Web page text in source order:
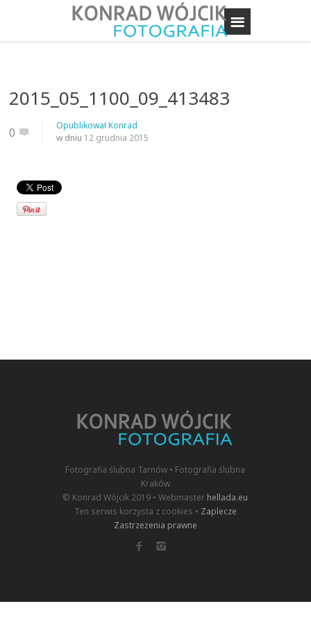
2015_05_1100_09_413483
0 OpublikowałKonrad
w dniu 12 grudnia 2015
Fotografia ślubna Tarnów • Fotografia ślubna
Kraków
© Konrad Wójcik 2019 • Webmaster hellada.eu
Ten serwis korzysta z cookies • Zaplecze
Zastrzeżenia prawne